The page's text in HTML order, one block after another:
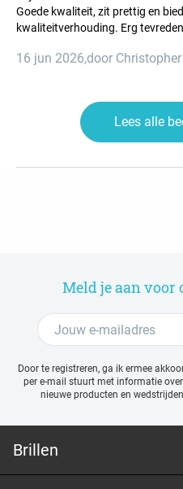
Goede kwaliteit, zit prettig en
kwaliteitverhouding. Erg
16 jun 2026,door Christopher
Lees alle
Meld je aan voor
Door te registreren, ga ik ermee
per e-mail stuurt met informatie
nieuwe producten en
Brillen